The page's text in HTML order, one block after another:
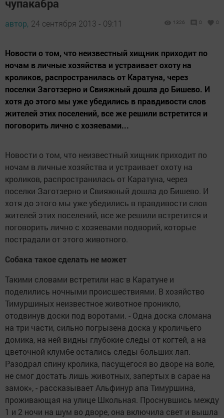
чупакабра
автор, 24 сентября 2013 - 09:11 1326 0 0
Новости о том, что неизвестный хищник приходит по
ночам в личные хозяйства и устраивает охоту на
кроликов, распространилась от Каратуна, через
поселки Заготзерно и Свияжный дошла до Бишево. И
хотя до этого мы уже убедились в правдивости слов
жителей этих поселений, все же решили встретится и
поговорить лично с хозяевами...
Новости о том, что неизвестный хищник приходит по
ночам в личные хозяйства и устраивает охоту на
кроликов, распространилась от Каратуна, через
поселки Заготзерно и Свияжный дошла до Бишево. И
хотя до этого мы уже убедились в правдивости слов
жителей этих поселений, все же решили встретится и
поговорить лично с хозяевами подворий, которые
пострадали от этого животного.
Собака такое сделать не может
Такими словами встретили нас в Каратуне и
поделились ночными происшествиями. В хозяйство
Тимуршиных неизвестное животное проникло,
отодвинув доски под воротами. - Одна доска сломана
на три части, сильно погрызена доска у кроличьего
домика, на ней видны глубокие следы от когтей, а на
цветочной клумбе остались следы больших лап.
Разодрал спину кролика, пасущегося во дворе на воле,
не смог достать лишь животных, запертых в сарае на
замок», - рассказывает Альфинур апа Тимуршина,
проживающая на улице Школьная. Проснувшись между
1 и 2 ночи на шум во дворе, она включила свет и вышла